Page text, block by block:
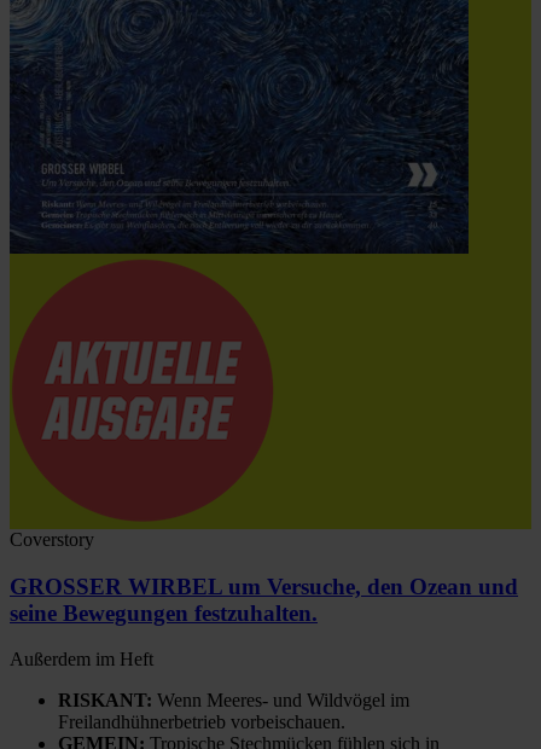
Coverstory
GROSSER WIRBEL um Versuche, den Ozean und
seine Bewegungen festzuhalten.
Außerdem im Heft
RISKANT: Wenn Meeres- und Wildvögel im
Freilandhühnerbetrieb vorbeischauen.
GEMEIN: Tropische Stechmücken fühlen sich in